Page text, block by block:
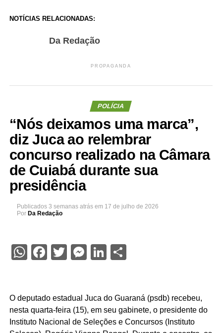
NOTÍCIAS RELACIONADAS:
Da Redação
PROPAGANDA
POLÍCIA
“Nós deixamos uma marca”,
diz Juca ao relembrar
concurso realizado na Câmara
de Cuiabá durante sua
presidência
Publicados 3 semanas atrás em 17 de julho de 2026
Por Da Redação
WhatsApp
Facebook
Twitter
Messenger
LinkedIn
Share
O deputado estadual Juca do Guaraná (psdb) recebeu,
nesta quarta-feira (15), em seu gabinete, o presidente do
Instituto Nacional de Seleções e Concursos (Instituto